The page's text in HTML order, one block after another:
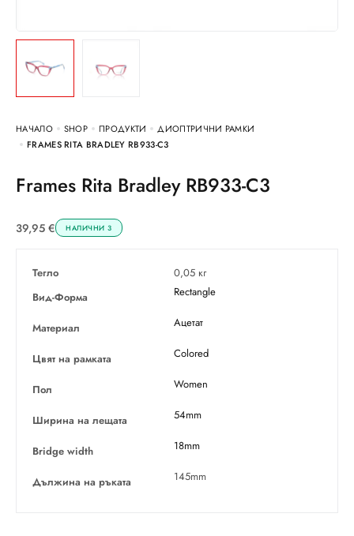
НАЧАЛО SHOP ПРОДУКТИ
ДИОПТРИЧНИ РАМКИ
FRAMES RITA BRADLEY RB933-C3
Frames Rita Bradley RB933-C3
39,95 € НАЛИЧНИ 3
Тегло
0,05 кг
Вид-Форма
Rectangle
Материал Ацетат
Цвят на рамката Colored
Пол Women
Ширина на лещата 54mm
Bridge width 18mm
Дължина на ръката 145mm